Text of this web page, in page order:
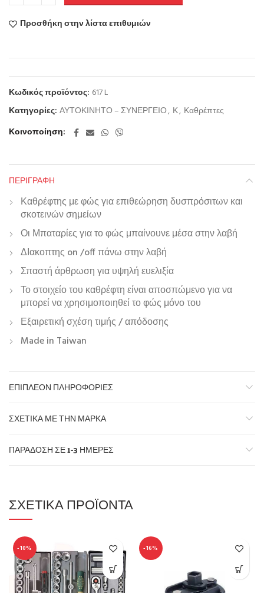
Προσθήκη στην λίστα επιθυμιών
Κωδικός προϊόντος: 617 L
Κατηγορίες: ΑΥΤΟΚΙΝΗΤΟ – ΣΥΝΕΡΓΕΙΟ, Κ, Καθρέπτες
Κοινοποίηση
ΠΕΡΙΓΡΑΦΉ
Καθρέφτης με φώς για επιθεώρηση δυσπρόσιτων και
σκοτεινών σημείων
Οι Μπαταρίες για το φώς μπαίνουνε μέσα στην λαβή
ΔΙακοπτης on /off πάνω στην λαβή
Σπαστή άρθρωση για υψηλή ευελιξία
Το στοιχείο του καθρέφτη είναι αποσπώμενο για να
μπορεί να χρησιμοποιηθεί το φώς μόνο του
Εξαιρετική σχέση τιμής / απόδοσης
Made in Taiwan
ΕΠΙΠΛΈΟΝ ΠΛΗΡΟΦΟΡΊΕΣ
ΣΧΕΤΙΚΆ ΜΕ ΤΗΝ ΜΆΡΚΑ
ΠΑΡΆΔΟΣΗ ΣΕ 1-3 ΗΜΈΡΕΣ
ΣΧΕΤΙΚΆ ΠΡΟΪΌΝΤΑ
-10% -16%